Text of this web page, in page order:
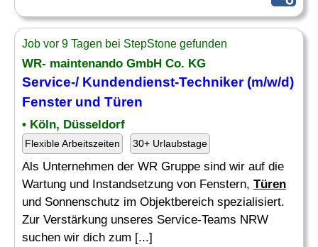
Job vor 9 Tagen bei StepStone gefunden
WR- maintenando GmbH Co. KG
Service-/ Kundendienst-Techniker (m/w/d)
Fensterund Türen
• Köln, Düsseldorf
Flexible Arbeitszeiten 30+ Urlaubstage
Als Unternehmen der WR Gruppe sind wir auf die
Wartung und Instandsetzung von Fenstern, Türen
und Sonnenschutz im Objektbereich spezialisiert.
Zur Verstärkung unseres Service-Teams NRW
suchen wir dich zum [...]